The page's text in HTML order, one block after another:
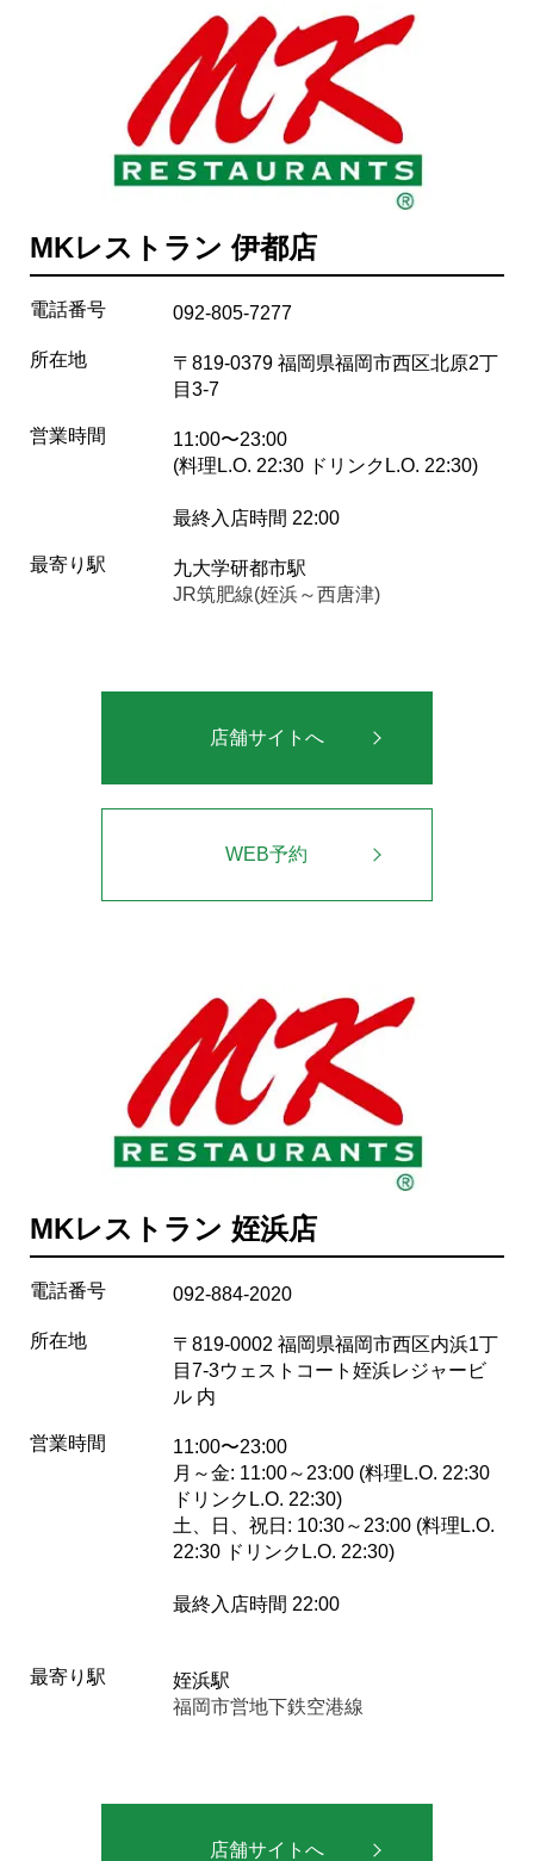
MKレストラン 伊都店
電話番号 092-805-7277
所在地
〒819-0379 福岡県福岡市西区北原2丁
目3-7
営業時間
11:00〜23:00
(料理L.O. 22:30 ドリンクL.O. 22:30)
最終入店時間 22:00
最寄り駅
九大学研都市駅
JR筑肥線(姪浜～西唐津)
店舗サイトへ
WEB予約
MKレストラン 姪浜店
電話番号 092-884-2020
所在地
〒819-0002 福岡県福岡市西区内浜1丁
目7-3ウェストコート姪浜レジャービ
ル 内
営業時間
11:00〜23:00
月～金: 11:00～23:00 (料理L.O. 22:30
ドリンクL.O. 22:30)
土、日、祝日: 10:30～23:00 (料理L.O.
22:30 ドリンクL.O. 22:30)
最終入店時間 22:00
最寄り駅
姪浜駅
福岡市営地下鉄空港線
店舗サイトへ